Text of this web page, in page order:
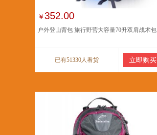
￥352.00
户外登山背包 旅行野营大容量70升双肩战术包
已有51330人看货 立即购买